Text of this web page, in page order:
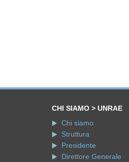
CHI SIAMO > UNRAE
Chi siamo
Struttura
Presidente
Direttore Generale